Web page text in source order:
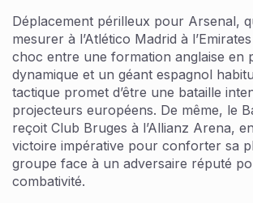
Déplacement périlleux pour Arsenal,
mesurer à l’Atlético Madrid à
choc entre une formation anglaise en
dynamique et un géant espagnol
tactique promet d’être une bataille
projecteurs européens. De même, le
reçoit Club Bruges à l’Allianz Arena,
victoire impérative pour conforter sa
groupe face à un adversaire réputé
combativité.